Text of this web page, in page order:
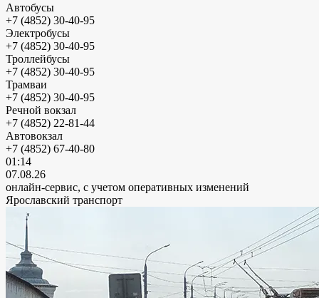
Автобусы
+7 (4852) 30-40-95
Электробусы
+7 (4852) 30-40-95
Троллейбусы
+7 (4852) 30-40-95
Трамваи
+7 (4852) 30-40-95
Речной вокзал
+7 (4852) 22-81-44
Автовокзал
+7 (4852) 67-40-80
01:14
07.08.26
онлайн-сервис, с учетом оперативных изменений
Ярославский транспорт